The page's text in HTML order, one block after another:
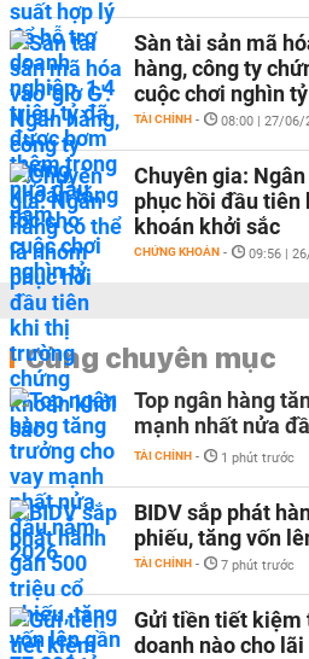
Sàn tài sản mã
hàng, công ty
cuộc chơi nghìn tỷ
TÀI CHÍNH - 08:00 | 27/06/
Chuyên gia:
phục hồi đầu
khoán khởi sắc
CHỨNG KHOÁN - 09:56 |
Cùng chuyên mục
Top ngân hàng
mạnh nhất nửa
TÀI CHÍNH - 1 phút trước
BIDV sắp phát
phiếu, tăng vốn
TÀI CHÍNH - 7 phút trước
Gửi tiền tiết kiệm
doanh nào cho